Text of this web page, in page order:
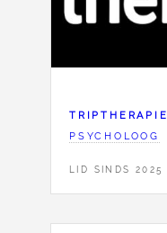
TRIPTHERAPIE
PSYCHOLOOG
LID SINDS 2025